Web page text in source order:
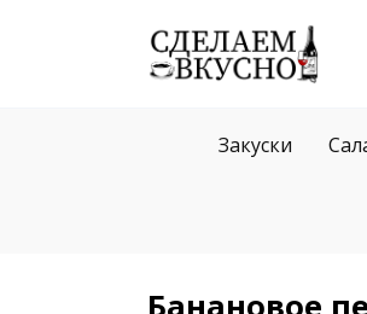
Закуски